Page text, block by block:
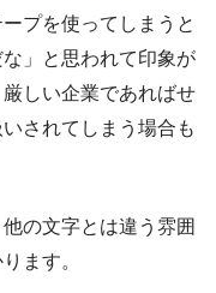
プを使ってしまうと
」と思われて印象が
しい企業であればせ
されてしまう場合も
の文字とは違う雰囲
ます。